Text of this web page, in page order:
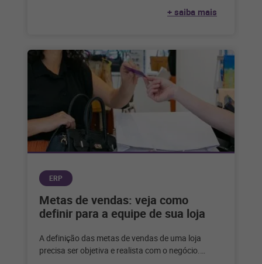
+ saiba mais
ERP
Metas de vendas: veja como
definir para a equipe de sua loja
A definição das metas de vendas de uma loja
precisa ser objetiva e realista com o negócio.